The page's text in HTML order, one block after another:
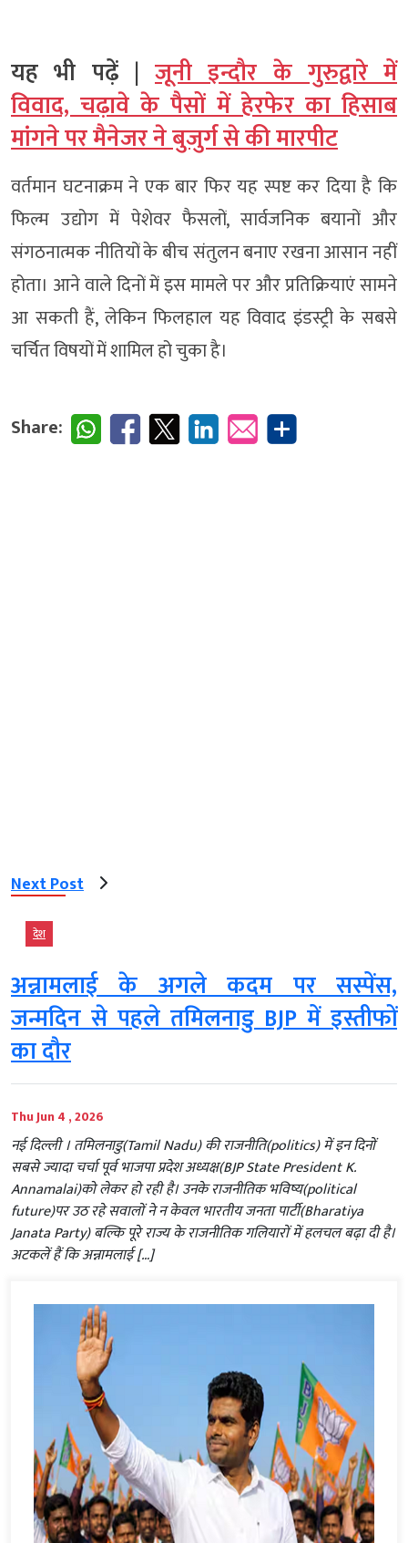
यह भी पढ़ें | जूनी इन्दौर के गुरुद्वारे में
विवाद, चढ़ावे के पैसों में हेरफेर का हिसाब
मांगने पर मैनेजर ने बुजुर्ग से की मारपीट
वर्तमान घटनाक्रम ने एक बार फिर यह स्पष्ट कर दिया है कि
फिल्म उद्योग में पेशेवर फैसलों, सार्वजनिक बयानों और
संगठनात्मक नीतियों के बीच संतुलन बनाए रखना आसान नहीं
होता। आने वाले दिनों में इस मामले पर और प्रतिक्रियाएं सामने
आ सकती हैं, लेकिन फिलहाल यह विवाद इंडस्ट्री के सबसे
चर्चित विषयों में शामिल हो चुका है।
Share:
Next Post
देश
अन्नामलाई के अगले कदम पर सस्पेंस,
जन्मदिन से पहले तमिलनाडु BJP में इस्तीफों
का दौर
Thu Jun 4 , 2026
नई दिल्ली । तमिलनाडु(Tamil Nadu) की राजनीति(politics) में इन दिनों
सबसे ज्यादा चर्चा पूर्व भाजपा प्रदेश अध्यक्ष(BJP State President K.
Annamalai)को लेकर हो रही है। उनके राजनीतिक भविष्य(political
future)पर उठ रहे सवालों ने न केवल भारतीय जनता पार्टी(Bharatiya
Janata Party) बल्कि पूरे राज्य के राजनीतिक गलियारों में हलचल बढ़ा दी है।
अटकलें हैं कि अन्नामलाई […]